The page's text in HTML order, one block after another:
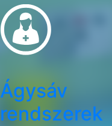
Ágysáv
rendszerek